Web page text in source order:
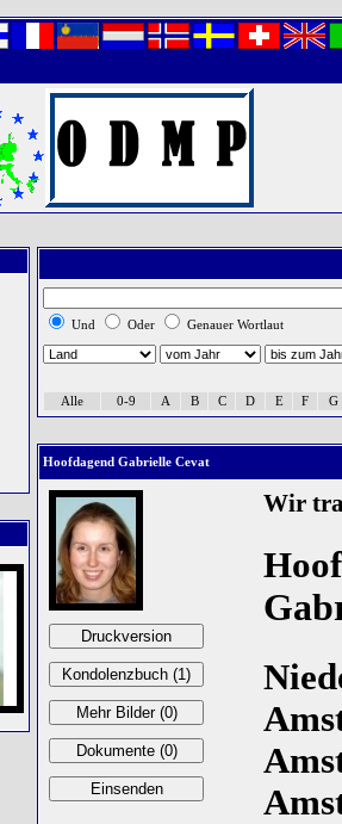
Und Oder Genauer Wortlaut
Alle 0-9 A B C D E F G
Hoofdagend Gabrielle Cevat
Wir